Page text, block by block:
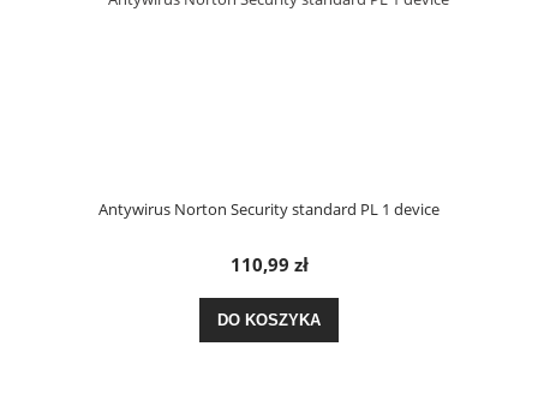
Antywirus Norton Security standard PL 1 device
110,99 zł
DO KOSZYKA